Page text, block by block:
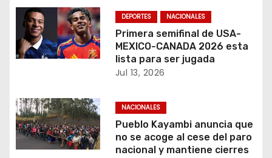
s
DEPORTES NACIONALES
Primera semifinal de USA-
MEXICO-CANADA 2026 esta
lista para ser jugada
Jul 13, 2026
NACIONALES
Pueblo Kayambi anuncia que
no se acoge al cese del paro
nacional y mantiene cierres